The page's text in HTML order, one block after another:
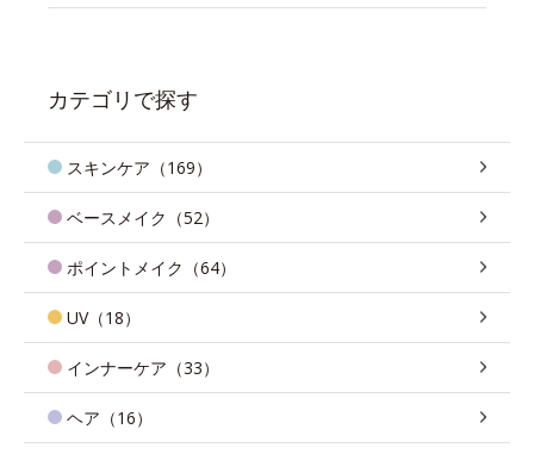
カテゴリで探す
スキンケア（169）
ベースメイク（52）
ポイントメイク（64）
UV（18）
インナーケア（33）
ヘア（16）